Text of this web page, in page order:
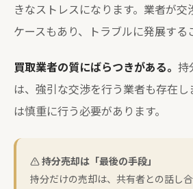
きなストレスになります。業者が交
ケースもあり、トラブルに発展する
買取業者の質にばらつきがある。 持
は、強引な交渉を行う業者も存在
は慎重に行う必要があります。
持分売却は「最後の手段」
持分だけの売却は、共有者との話し